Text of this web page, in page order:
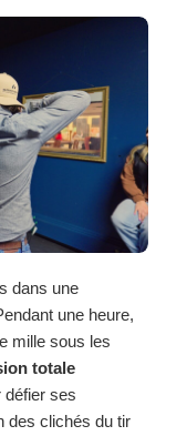
dans une
une heure,
mille sous les
totale
défier ses
des clichés du tir